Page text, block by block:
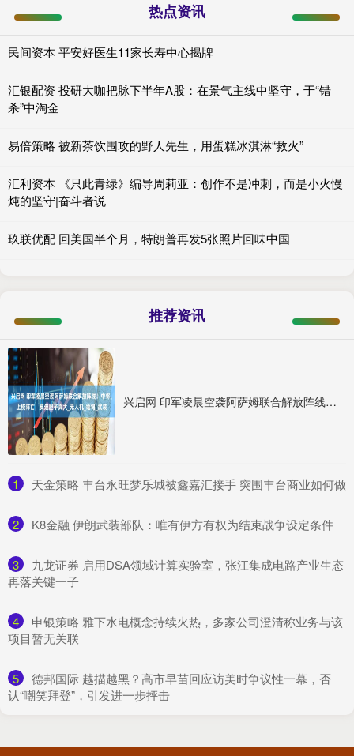
热点资讯
民间资本 平安好医生11家长寿中心揭牌
汇银配资 投研大咖把脉下半年A股：在景气主线中坚守，于“错
杀”中淘金
易倍策略 被新茶饮围攻的野人先生，用蛋糕冰淇淋“救火”
汇利资本 《只此青绿》编导周莉亚：创作不是冲刺，而是小火慢
炖的坚守|奋斗者说
玖联优配 回美国半个月，特朗普再发5张照片回味中国
推荐资讯
兴启网 印军凌晨空袭阿萨姆联合解放阵线！中将、上校阵亡，莫迪胆子真大_无人机_缅甸_武装
1 ​天金策略 丰台永旺梦乐城被鑫嘉汇接手 突围丰台商业如何做
2 ​K8金融 伊朗武装部队：唯有伊方有权为结束战争设定条件
3
​九龙证券 启用DSA领域计算实验室，张江集成电路产业生态
再落关键一子
4
​申银策略 雅下水电概念持续火热，多家公司澄清称业务与该
项目暂无关联
5
​德邦国际 越描越黑？高市早苗回应访美时争议性一幕，否
认“嘲笑拜登”，引发进一步抨击